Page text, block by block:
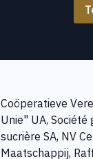
Coöperatieve
Unie" UA, Société
sucrière SA, NV
Maatschappij,